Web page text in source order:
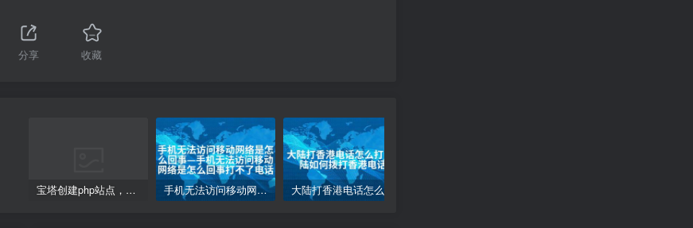
分享 收藏
宝塔创建php站点，访问网站php代码不执行变成下载的解决方案 手机无法访问移动网络是怎么回事—手机无法访问移动网络是怎么回事打不了电话